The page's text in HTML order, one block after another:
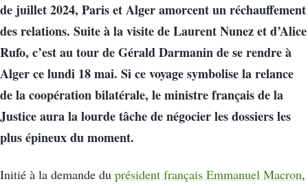
de juillet 2024, Paris et Alger amorcent un réchauffement
des relations. Suite à la visite de Laurent Nunez et d’Alice
Rufo, c’est au tour de Gérald Darmanin de se rendre à
Alger ce lundi 18 mai. Si ce voyage symbolise la relance
de la coopération bilatérale, le ministre français de la
Justice aura la lourde tâche de négocier les dossiers les
plus épineux du moment.
Initié à la demande du président français Emmanuel Macron,